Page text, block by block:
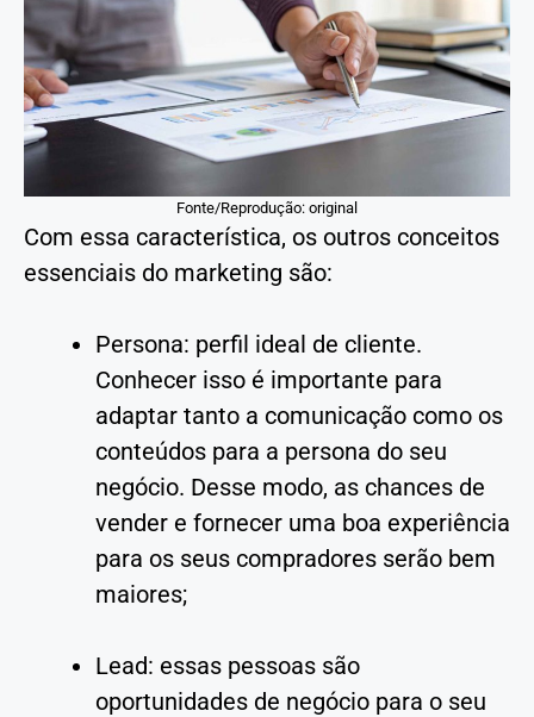
Fonte/Reprodução: original
Com essa característica, os outros conceitos
essenciais do marketing são:
Persona: perfil ideal de cliente.
Conhecer isso é importante para
adaptar tanto a comunicação como os
conteúdos para a persona do seu
negócio. Desse modo, as chances de
vender e fornecer uma boa experiência
para os seus compradores serão bem
maiores;
Lead: essas pessoas são
oportunidades de negócio para o seu